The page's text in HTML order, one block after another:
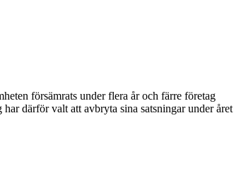
försämrats under flera år och färre företag
därför valt att avbryta sina satsningar under året